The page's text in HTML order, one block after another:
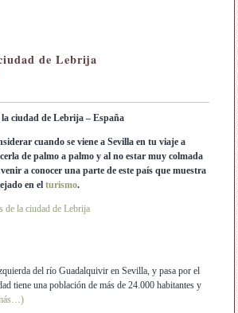
de Lebrija
la ciudad de Lebrija – España
cuando se viene a Sevilla en tu viaje a
de palmo a palmo y al no estar muy colmada
a conocer una parte de este país que muestra
en el turismo.
del río Guadalquivir en Sevilla, y pasa por el
tiene una población de más de 24.000 habitantes y